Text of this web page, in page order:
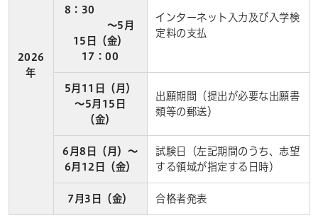
2026
年
8：30
～5月
15日（金）
17：00
インターネット入力及び入学検
定料の支払
5月11日（月）
～5月15日
（金）
出願期間（提出が必要な出願書
類等の郵送）
6月8日（月）～
6月12日（金）
試験日（左記期間のうち、志望
する領域が指定する日時）
7月3日（金） 合格者発表